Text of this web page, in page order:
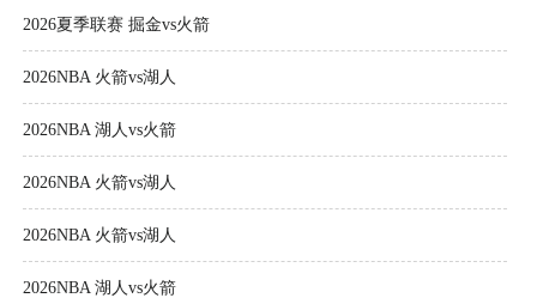
2026夏季联赛 掘金vs火箭
2026NBA 火箭vs湖人
2026NBA 湖人vs火箭
2026NBA 火箭vs湖人
2026NBA 火箭vs湖人
2026NBA 湖人vs火箭